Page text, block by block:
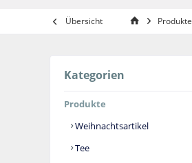
Übersicht Produkte
Kategorien
Produkte
Weihnachtsartikel
Tee